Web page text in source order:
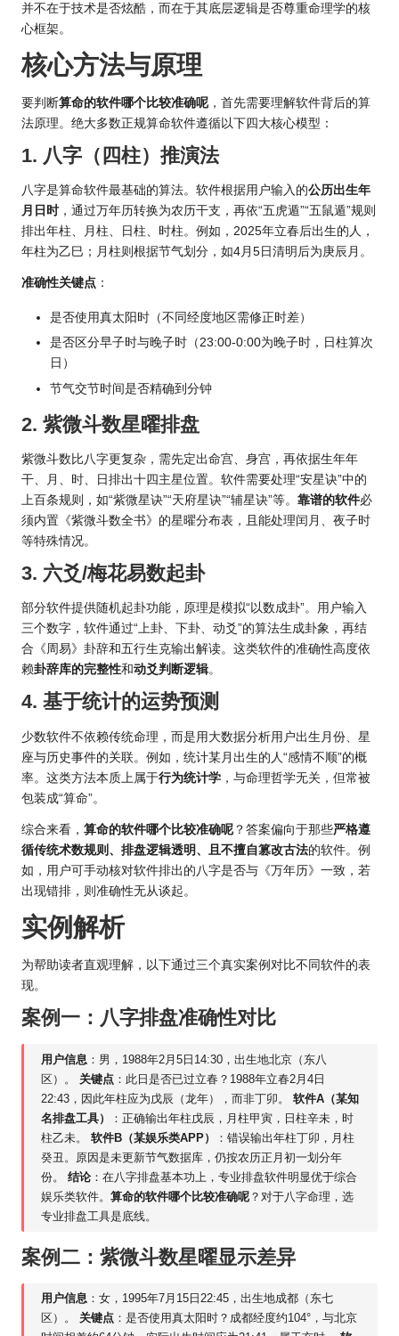
并不在于技术是否炫酷，而在于其底层逻辑是否尊重命理学的核
心框架。
核心方法与原理
要判断算命的软件哪个比较准确呢 ，首先需要理解软件背后的算
法原理。绝大多数正规算命软件遵循以下四大核心模型：
1. 八字（四柱）推演法
八字是算命软件最基础的算法。软件根据用户输入的公历出生年
月日时 ，通过万年历转换为农历干支，再依“五虎遁”“五鼠遁”规则
排出年柱、月柱、日柱、时柱。例如，2025年立春后出生的人，
年柱为乙巳；月柱则根据节气划分，如4月5日清明后为庚辰月。
准确性关键点 ：
是否使用真太阳时（不同经度地区需修正时差）
是否区分早子时与晚子时（23:00-0:00为晚子时，日柱算次
日）
节气交节时间是否精确到分钟
2. 紫微斗数星曜排盘
紫微斗数比八字更复杂，需先定出命宫、身宫，再依据生年年
干、月、时、日排出十四主星位置。软件需要处理“安星诀”中的
上百条规则，如“紫微星诀”“天府星诀”“辅星诀”等。 靠谱的软件必
须内置《紫微斗数全书》的星曜分布表，且能处理闰月、夜子时
等特殊情况。
3. 六爻/梅花易数起卦
部分软件提供随机起卦功能，原理是模拟“以数成卦”。用户输入
三个数字，软件通过“上卦、下卦、动爻”的算法生成卦象，再结
合《周易》卦辞和五行生克输出解读。这类软件的准确性高度依
赖卦辞库的完整性和动爻判断逻辑。
4. 基于统计的运势预测
少数软件不依赖传统命理，而是用大数据分析用户出生月份、星
座与历史事件的关联。例如，统计某月出生的人“感情不顺”的概
率。这类方法本质上属于行为统计学 ，与命理哲学无关，但常被
包装成“算命”。
综合来看， 算命的软件哪个比较准确呢 ？答案偏向于那些严格遵
循传统术数规则、排盘逻辑透明、且不擅自篡改古法的软件。例
如，用户可手动核对软件排出的八字是否与《万年历》一致，若
出现错排，则准确性无从谈起。
实例解析
为帮助读者直观理解，以下通过三个真实案例对比不同软件的表
现。
案例一：八字排盘准确性对比
用户信息 ：男，1988年2月5日14:30，出生地北京（东八
区）。 关键点 ：此日是否已过立春？1988年立春2月4日
22:43，因此年柱应为戊辰（龙年），而非丁卯。软件A（某知
名排盘工具）
：正确输出年柱戊辰，月柱甲寅，日柱辛未，时
柱乙未。软件B（某娱乐类APP）
：错误输出年柱丁卯，月柱
癸丑。原因是未更新节气数据库，仍按农历正 月初一划分年
份。结论 ：在八字排盘基本功上，专业排盘软件明显优于综合
娱乐类软件。算命的软件哪个比较准确呢 ？对于八字命理，选
专业排盘工具是底线。
案例二：紫微斗数星曜显示差异
用户信息 ：女，1995年7月15日22:45，出生地成都（东七
区）。 关键点 ：是否使用真太阳时？成都经度约104°，与北京